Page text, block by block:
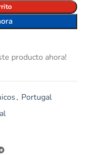
producto ahora!
, Portugal